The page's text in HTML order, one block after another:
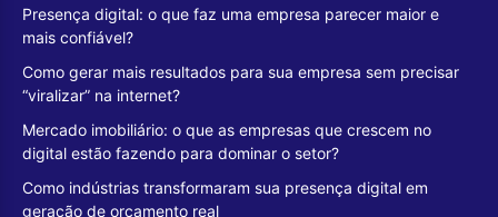
Presença digital: o que faz uma empresa parecer maior e
mais confiável?
Como gerar mais resultados para sua empresa sem precisar
“viralizar” na internet?
Mercado imobiliário: o que as empresas que crescem no
digital estão fazendo para dominar o setor?
Como indústrias transformaram sua presença digital em
geração de orçamento real